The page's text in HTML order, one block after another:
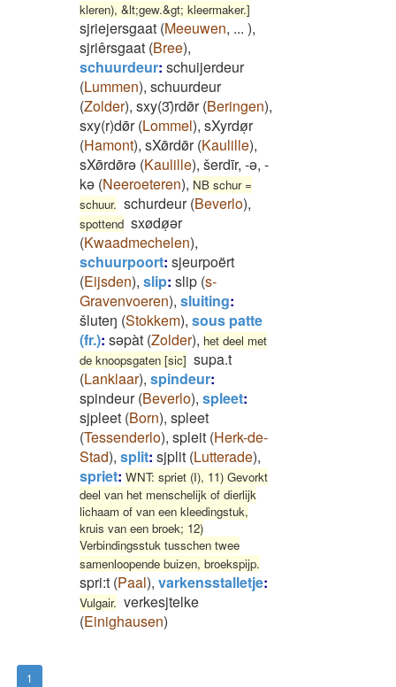
kleren), &lt;gew.&gt; kleermaker.]
sjriejersgaat (Meeuwen, ... ),
sjriêrsgaat (Bree),
schuurdeur: schuijerdeur
(Lummen), schuurdeur
(Zolder), sxy(3)̄rdø̄r(Beringen),
sxy(r)dø̄r(Lommel), sXyrdøͅr
(Hamont), sXø̄rdø̄r(Kaulille),
sXø̄rdø̄rə (Kaulille), šerdīr, -ə, -
kə (Neeroeteren), NB schur =
schuur. schurdeur(Beverlo),
spottend sxødøͅər
(Kwaadmechelen),
schuurpoort: sjeurpoërt
(Eijsden), slip: slip (s-
Gravenvoeren), sluiting:
šluteŋ (Stokkem), sous patte
(fr.): səpàt (Zolder), het deel met
de knoopsgaten [sic] supa.t
(Lanklaar), spindeur:
spindeur(Beverlo), spleet:
sjpleet (Born), spleet
(Tessenderlo), spleit (Herk-de-
Stad), split: sjplit (Lutterade),
spriet: WNT: spriet (I), 11) Gevorkt
deel van het menschelijk of dierlijk
lichaam of van een kleedingstuk,
kruis van een broek; 12)
Verbindingsstuk tusschen twee
samenloopende buizen, broekspijp.
spri:t (Paal), varkensstalletje:
Vulgair. verkesjtelke
(Einighausen)
1